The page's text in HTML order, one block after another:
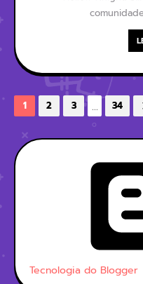
1 2 3 ... 34
Tecnologia do Blogger